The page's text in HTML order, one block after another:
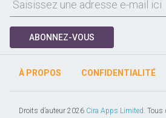
ABONNEZ-VOUS
À PROPOS CONFIDENTIALITÉ
Droits d’auteur 2026 Cira Apps Limited. Tous